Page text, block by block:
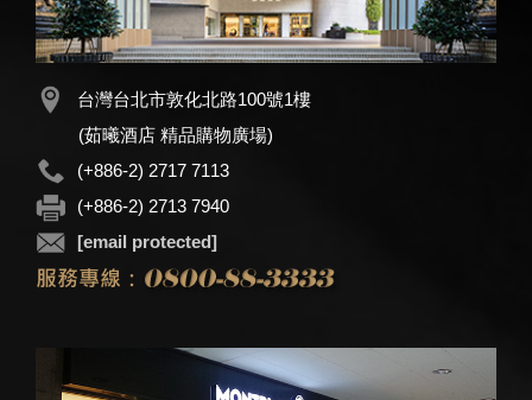
台灣台北市敦化北路100號1樓
(茹曦酒店 精品購物廣場)
(+886-2) 2717 7113
(+886-2) 2713 7940
[email protected]